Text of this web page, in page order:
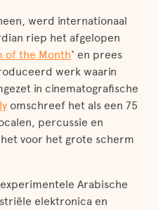
werd internationaal
riep het afgelopen
of the Month‘ en prees
werk waarin
in cinematografische
omschreef het als een 75
percussie en
voor het grote scherm
Arabische
elektronica en